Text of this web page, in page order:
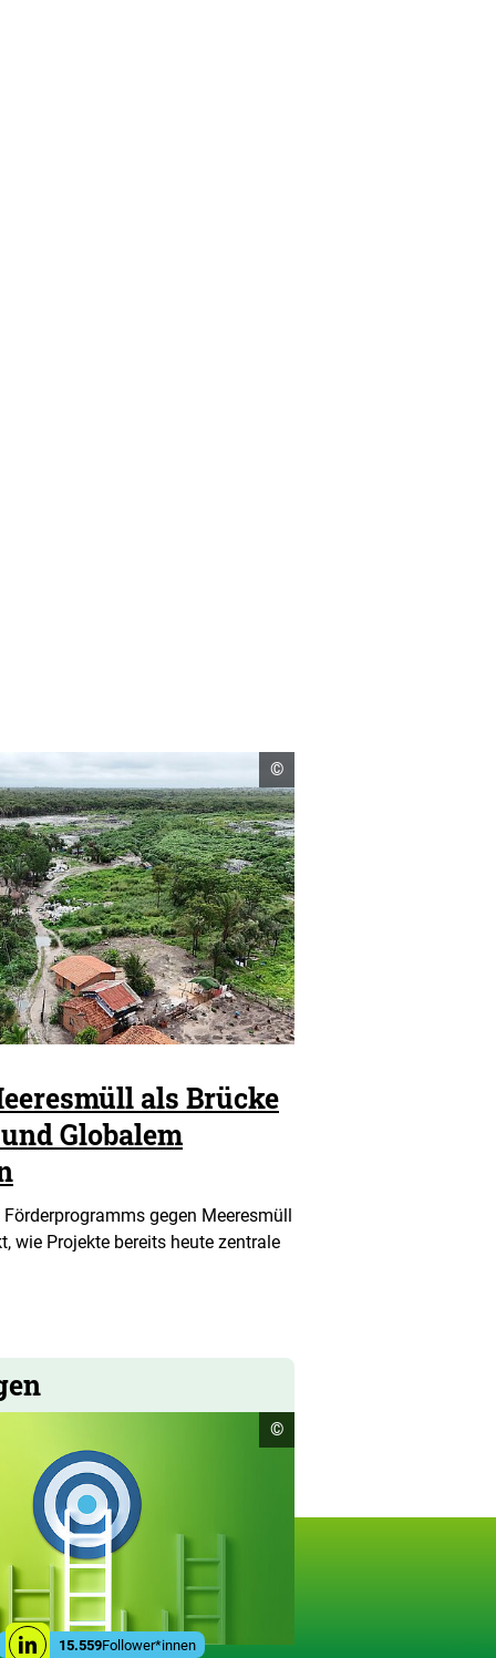
Copyright
Informationen
öffnen
©
als Brücke
Globalem
gegen Meeresmüll
wie Projekte bereits heute zentrale
Linkedin
15.559Follower*innen
Copyright
Informationen
©